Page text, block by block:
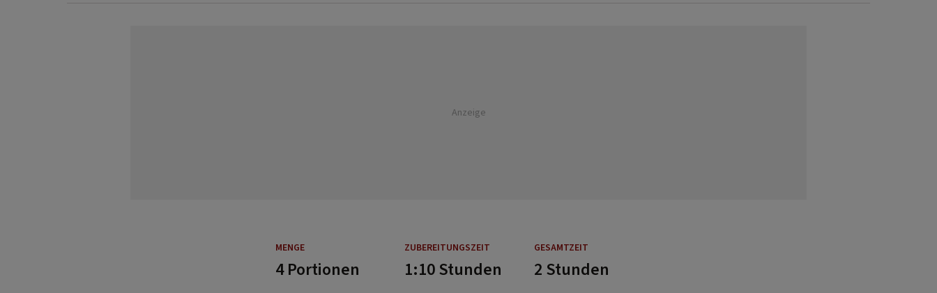
Anzeige
MENGE ZUBEREITUNGSZEIT GESAMTZEIT
4 Portionen 1:10 Stunden 2 Stunden